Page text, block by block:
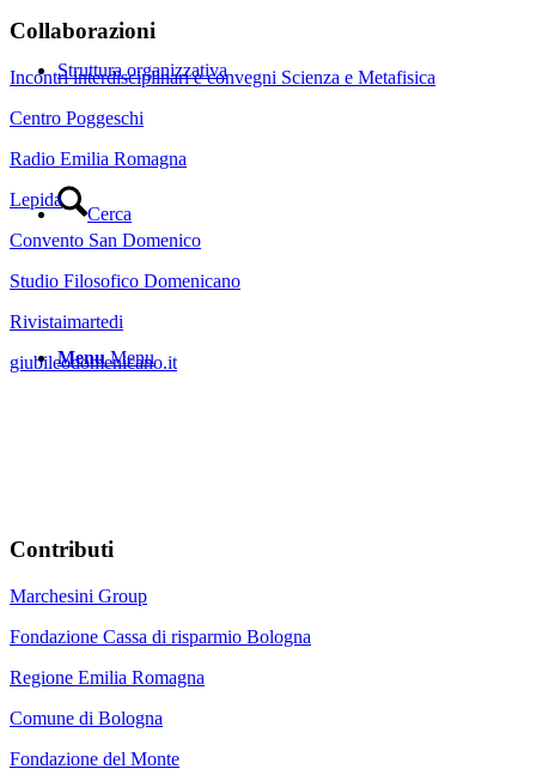
Struttura organizzativa
Cerca
Menu Menu
Collaborazioni
Incontri interdisciplinari e convegni Scienza e Metafisica
Centro Poggeschi
Radio Emilia Romagna
Lepida
Convento San Domenico
Studio Filosofico Domenicano
Rivistaimartedi
giubileodomenicano.it
Contributi
Marchesini Group
Fondazione Cassa di risparmio Bologna
Regione Emilia Romagna
Comune di Bologna
Fondazione del Monte